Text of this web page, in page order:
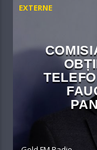
EXTERNE